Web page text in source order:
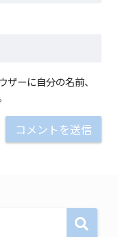
ーに自分の名前、